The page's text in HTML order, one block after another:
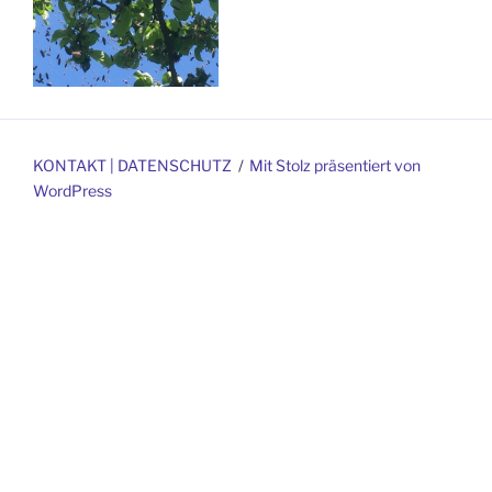
KONTAKT | DATENSCHUTZ
Mit Stolz präsentiert von
WordPress